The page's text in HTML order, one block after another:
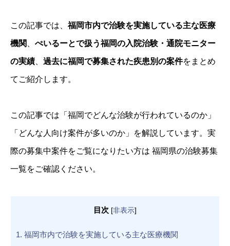
この記事では、福岡市内で治験を実施している主な医療
機関 ぺいるーとで扱う福岡の入院治験・通院モニター
の実績 過去に福岡で募集された疾患別の案件をまとめ
てご紹介します。
この記事では「福岡でどんな治験が行われているのか」
「どんな人向け案件が多いのか」を解説しています。実
際の募集中案件をご覧になりたい方は 福岡県の治験募集
一覧をご確認ください。
目次 [非表示]
1. 福岡市内で治験を実施している主な医療機関